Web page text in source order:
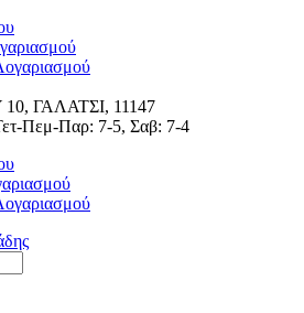
ΓΑΛΑΤΣΙ, 11147
Πεμ-Παρ: 7-5, Σαβ: 7-4